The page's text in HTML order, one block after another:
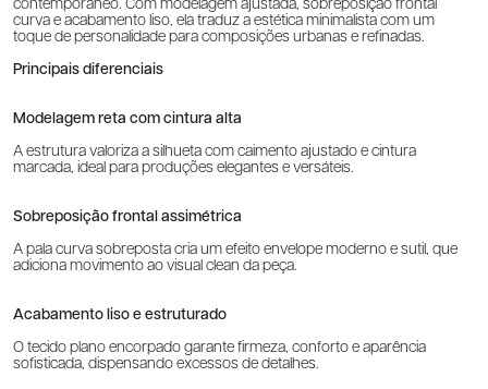
contemporâneo. Com modelagem ajustada, sobreposição frontal
curva e acabamento liso, ela traduz a estética minimalista com um
toque de personalidade para composições urbanas e refinadas.
Principais diferenciais
Modelagem reta com cintura alta
A estrutura valoriza a silhueta com caimento ajustado e cintura
marcada, ideal para produções elegantes e versáteis.
Sobreposição frontal assimétrica
A pala curva sobreposta cria um efeito envelope moderno e sutil, que
adiciona movimento ao visual clean da peça.
Acabamento liso e estruturado
O tecido plano encorpado garante firmeza, conforto e aparência
sofisticada, dispensando excessos de detalhes.